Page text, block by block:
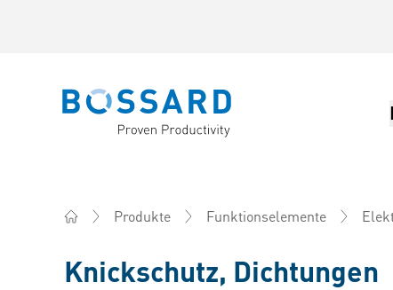
Bossard homepage
Produkte Funktionselemente
Knickschutz, Dichtungen